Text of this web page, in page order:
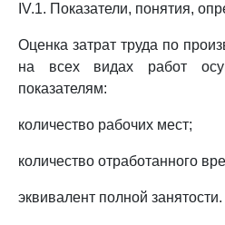
IV.1. Показатели, понятия,
Оценка затрат труда по
на всех видах работ
показателям:
количество рабочих мест;
количество отработанного
эквивалент полной занятости.